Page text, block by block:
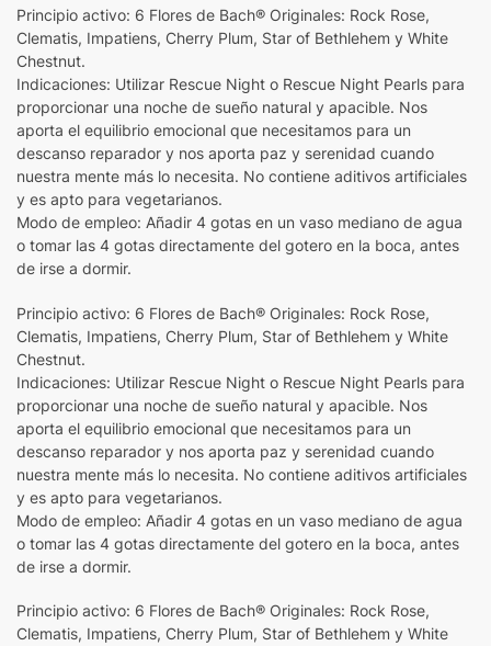
Principio activo: 6 Flores de Bach® Originales: Rock Rose,
Clematis, Impatiens, Cherry Plum, Star of Bethlehem y White
Chestnut.
Indicaciones: Utilizar Rescue Night o Rescue Night Pearls para
proporcionar una noche de sueño natural y apacible. Nos
aporta el equilibrio emocional que necesitamos para un
descanso reparador y nos aporta paz y serenidad cuando
nuestra mente más lo necesita. No contiene aditivos artificiales
y es apto para vegetarianos.
Modo de empleo: Añadir 4 gotas en un vaso mediano de agua
o tomar las 4 gotas directamente del gotero en la boca, antes
de irse a dormir.
Principio activo: 6 Flores de Bach® Originales: Rock Rose,
Clematis, Impatiens, Cherry Plum, Star of Bethlehem y White
Chestnut.
Indicaciones: Utilizar Rescue Night o Rescue Night Pearls para
proporcionar una noche de sueño natural y apacible. Nos
aporta el equilibrio emocional que necesitamos para un
descanso reparador y nos aporta paz y serenidad cuando
nuestra mente más lo necesita. No contiene aditivos artificiales
y es apto para vegetarianos.
Modo de empleo: Añadir 4 gotas en un vaso mediano de agua
o tomar las 4 gotas directamente del gotero en la boca, antes
de irse a dormir.
Principio activo: 6 Flores de Bach® Originales: Rock Rose,
Clematis, Impatiens, Cherry Plum, Star of Bethlehem y White